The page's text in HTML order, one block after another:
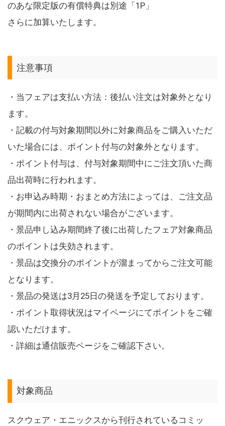
のあな限定版の有償特典は別途「1P」
さらに加算いたします。
注意事項
・当フェアは支払い方法：後払い注文は対象外となり
ます。
・記載の付与対象期間以外に対象商品をご購入いただ
いた場合には、ポイント付与の対象外となります。
・ポイント付与は、付与対象期間中にご注文頂いた商
品出荷時に行われます。
・お申込み時期・おまとめ方法によっては、ご注文品
が期間内に出荷されない場合がございます。
・景品申し込み期間終了後に出荷したフェア対象商品
のポイントは失効されます。
・景品は交換分のポイントが溜まってからご注文可能
となります。
・景品の発送は3月25日の発送を予定しております。
・ポイント取得状況はマイページにてポイントをご確
認いただけます。
・詳細は通信販売ページをご確認下さい。
対象商品
スクウェア・エニックスから刊行されているコミッ